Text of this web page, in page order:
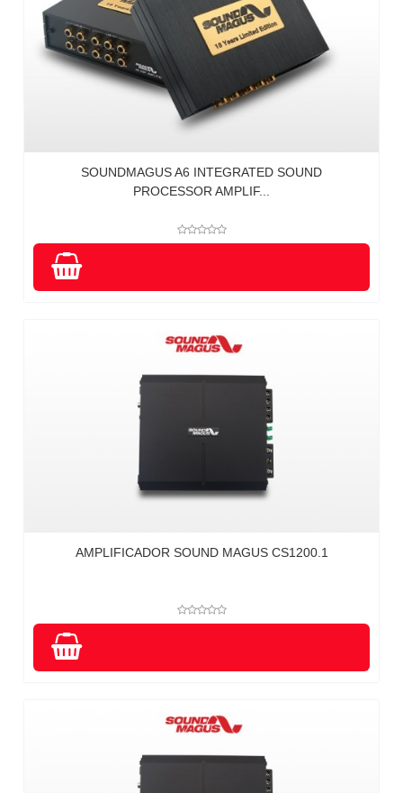
SOUNDMAGUS A6 INTEGRATED SOUND
PROCESSOR AMPLIF...
AMPLIFICADOR SOUND MAGUS CS1200.1